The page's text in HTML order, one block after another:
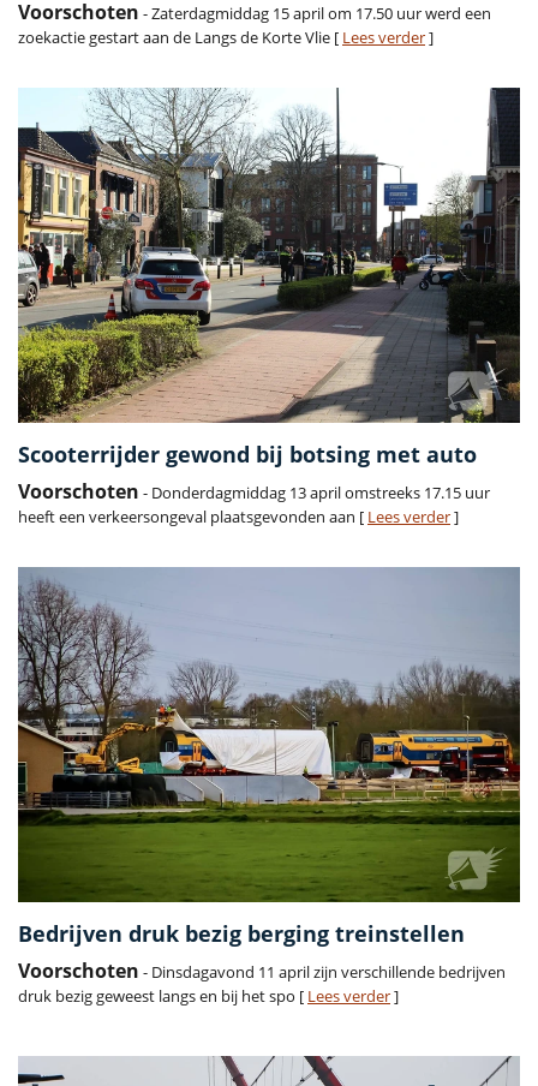
Voorschoten - Zaterdagmiddag 15 april om 17.50 uur werd een
zoekactie gestart aan de Langs de Korte Vlie [ Lees verder]
Scooterrijder gewond bij botsing met auto
Voorschoten - Donderdagmiddag 13 april omstreeks 17.15 uur
heeft een verkeersongeval plaatsgevonden aan [ Lees verder]
Bedrijven druk bezig berging treinstellen
Voorschoten - Dinsdagavond 11 april zijn verschillende bedrijven
druk bezig geweest langs en bij het spo [ Lees verder]